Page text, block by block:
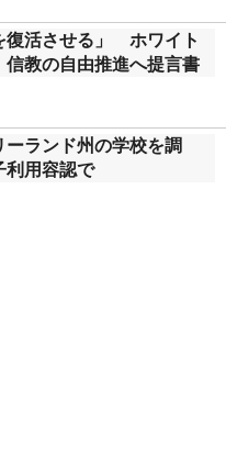
復活させる」 ホワイト
信教の自由推進へ提言書
ーランド州の学校を調
用容認で